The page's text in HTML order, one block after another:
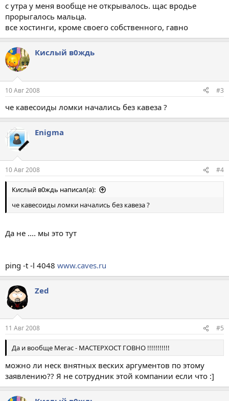
с утра у меня вообще не открывалось. щас вродье
прорыгалось мальца.
все хостинги, кроме своего собственного, гавно
Кислый в0ждь
10 Авг 2008 #3
че кавесоиды ломки начались без кавеза ?
Enigma
10 Авг 2008 #4
Кислый в0ждь написал(а):
че кавесоиды ломки начались без кавеза ?
Да не .... мы это тут
ping -t -l 4048 www.caves.ru
Zed
11 Авг 2008 #5
Да и вообще Мегас - МАСТЕРХОСТ ГОВНО !!!!!!!!!!!
можно ли неск внятных веских аргументов по этому
заявлению?? Я не сотрудник этой компании если что :]